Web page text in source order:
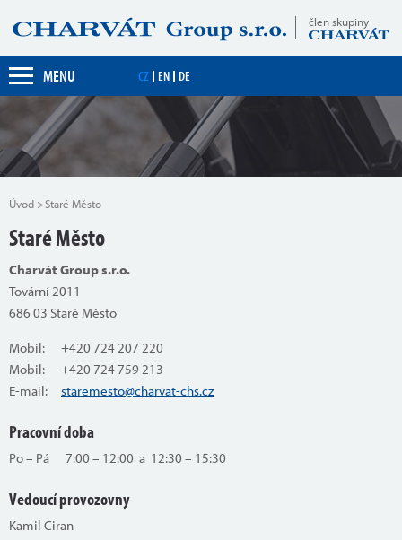
člen skupiny
MENU CZ EN DE
Úvod Staré Město
Staré Město
Charvát Group s.r.o.
Tovární 2011
686 03 Staré Město
Mobil: +420 724 207 220
Mobil: +420 724 759 213
E-mail: staremesto@charvat-chs.cz
Pracovní doba
Po – Pá 7:00 – 12:00 a 12:30 – 15:30
Vedoucí provozovny
Kamil Ciran